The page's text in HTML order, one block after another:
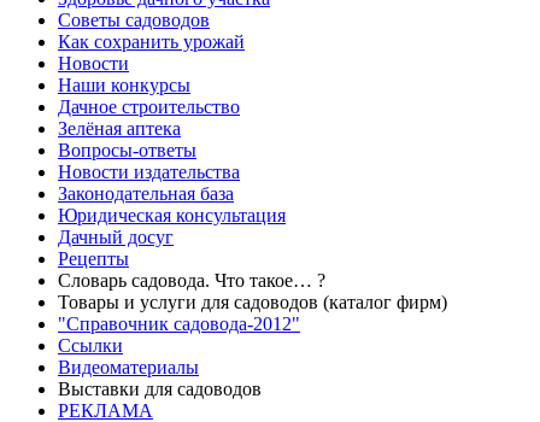
Советы садоводов
Как сохранить урожай
Новости
Наши конкурсы
Дачное строительство
Зелёная аптека
Вопросы-ответы
Новости издательства
Законодательная база
Юридическая консультация
Дачный досуг
Рецепты
Словарь садовода. Что такое… ?
Товары и услуги для садоводов (каталог фирм)
"Справочник садовода-2012"
Ссылки
Видеоматериалы
Выставки для садоводов
РЕКЛАМА